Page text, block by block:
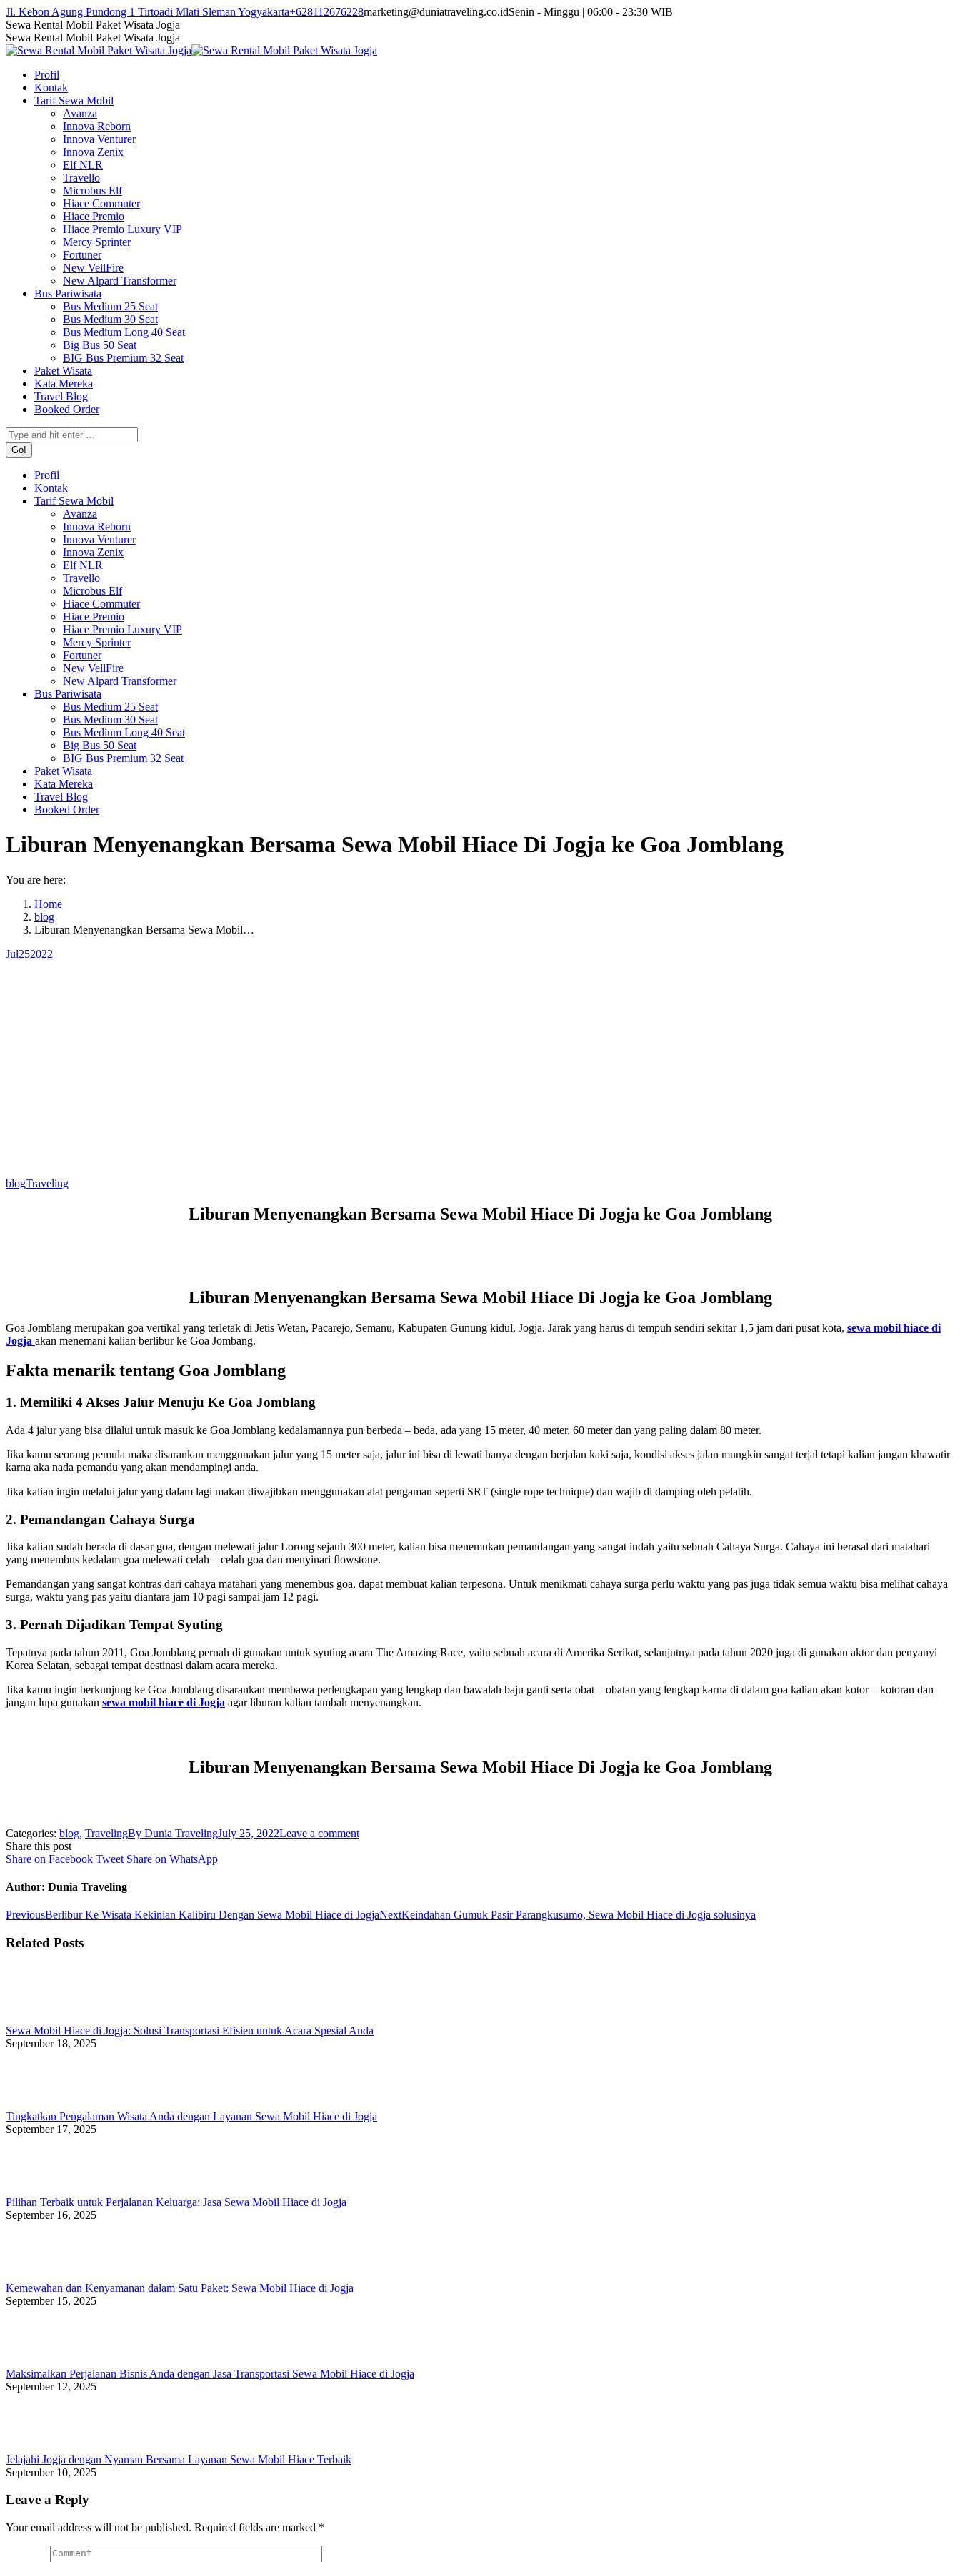
Skip
to
content
Jl. Kebon Agung Pundong 1 Tirtoadi Mlati Sleman Yogyakarta+628112676228marketing@duniatraveling.co.idSenin - Minggu | 06:00 - 23:30 WIB
Facebook
page
opens
new
window
Twitter
page
opens
new
window
Instagram
page
opens
new
window
YouTube
page
opens
new
window
Sewa Rental Mobil Paket Wisata Jogja
Sewa Rental Mobil Paket Wisata Jogja
Profil
Kontak
Tarif Sewa Mobil
Avanza
Innova Reborn
Innova Venturer
Innova Zenix
Elf NLR
Travello
Microbus Elf
Hiace Commuter
Hiace Premio
Hiace Premio Luxury VIP
Mercy Sprinter
Fortuner
New VellFire
New Alpard Transformer
Bus Pariwisata
Bus Medium 25 Seat
Bus Medium 30 Seat
Bus Medium Long 40 Seat
Big Bus 50 Seat
BIG Bus Premium 32 Seat
Paket Wisata
Kata Mereka
Travel Blog
Booked Order
Search:
Profil
Kontak
Tarif Sewa Mobil
Avanza
Innova Reborn
Innova Venturer
Innova Zenix
Elf NLR
Travello
Microbus Elf
Hiace Commuter
Hiace Premio
Hiace Premio Luxury VIP
Mercy Sprinter
Fortuner
New VellFire
New Alpard Transformer
Bus Pariwisata
Bus Medium 25 Seat
Bus Medium 30 Seat
Bus Medium Long 40 Seat
Big Bus 50 Seat
BIG Bus Premium 32 Seat
Paket Wisata
Kata Mereka
Travel Blog
Booked Order
Liburan Menyenangkan Bersama Sewa Mobil Hiace Di Jogja ke Goa Jomblang
You are here:
Home
blog
Liburan Menyenangkan Bersama Sewa Mobil…
Jul252022
blogTraveling
Liburan Menyenangkan Bersama Sewa Mobil Hiace Di Jogja ke Goa Jomblang
Liburan Menyenangkan Bersama Sewa Mobil Hiace Di Jogja ke Goa Jomblang
Goa Jomblang merupakan goa vertikal yang terletak di Jetis Wetan, Pacarejo, Semanu, Kabupaten Gunung kidul, Jogja. Jarak yang harus di tempuh sendiri sekitar 1,5 jam dari pusat kota, sewa mobil hiace di
Jogja akan menemani kalian berlibur ke Goa Jombang.
Fakta menarik tentang Goa Jomblang
1. Memiliki 4 Akses Jalur Menuju Ke Goa Jomblang
Ada 4 jalur yang bisa dilalui untuk masuk ke Goa Jomblang kedalamannya pun berbeda – beda, ada yang 15 meter, 40 meter, 60 meter dan yang paling dalam 80 meter.
Jika kamu seorang pemula maka disarankan menggunakan jalur yang 15 meter saja, jalur ini bisa di lewati hanya dengan berjalan kaki saja, kondisi akses jalan mungkin sangat terjal tetapi kalian jangan khawatir
karna aka nada pemandu yang akan mendampingi anda.
Jika kalian ingin melalui jalur yang dalam lagi makan diwajibkan menggunakan alat pengaman seperti SRT (single rope technique) dan wajib di damping oleh pelatih.
2. Pemandangan Cahaya Surga
Jika kalian sudah berada di dasar goa, dengan melewati jalur Lorong sejauh 300 meter, kalian bisa menemukan pemandangan yang sangat indah yaitu sebuah Cahaya Surga. Cahaya ini berasal dari matahari
yang menembus kedalam goa melewati celah – celah goa dan menyinari flowstone.
Pemandangan yang sangat kontras dari cahaya matahari yang menembus goa, dapat membuat kalian terpesona. Untuk menikmati cahaya surga perlu waktu yang pas juga tidak semua waktu bisa melihat cahaya
surga, waktu yang pas yaitu diantara jam 10 pagi sampai jam 12 pagi.
3. Pernah Dijadikan Tempat Syuting
Tepatnya pada tahun 2011, Goa Jomblang pernah di gunakan untuk syuting acara The Amazing Race, yaitu sebuah acara di Amerika Serikat, selanjutnya pada tahun 2020 juga di gunakan aktor dan penyanyi
Korea Selatan, sebagai tempat destinasi dalam acara mereka.
Jika kamu ingin berkunjung ke Goa Jomblang disarankan membawa perlengkapan yang lengkap dan bawalah baju ganti serta obat – obatan yang lengkap karna di dalam goa kalian akan kotor – kotoran dan
jangan lupa gunakan sewa mobil hiace di Jogja agar liburan kalian tambah menyenangkan.
Liburan Menyenangkan Bersama Sewa Mobil Hiace Di Jogja ke Goa Jomblang
Categories: blog, TravelingBy Dunia TravelingJuly 25, 2022Leave a comment
Share this post
Share on FacebookShare
Facebook
TweetShare
Twitter
Share on WhatsAppShare
Author: Dunia Traveling
Post
navigation
PreviousPrevious
Berlibur Ke Wisata Kekinian Kalibiru Dengan Sewa Mobil Hiace di JogjaNextNext
Keindahan Gumuk Pasir Parangkusumo, Sewa Mobil Hiace di Jogja solusinya
Related Posts
Sewa Mobil Hiace di Jogja: Solusi Transportasi Efisien untuk Acara Spesial Anda
September 18, 2025
Tingkatkan Pengalaman Wisata Anda dengan Layanan Sewa Mobil Hiace di Jogja
September 17, 2025
Pilihan Terbaik untuk Perjalanan Keluarga: Jasa Sewa Mobil Hiace di Jogja
September 16, 2025
Kemewahan dan Kenyamanan dalam Satu Paket: Sewa Mobil Hiace di Jogja
September 15, 2025
Maksimalkan Perjalanan Bisnis Anda dengan Jasa Transportasi Sewa Mobil Hiace di Jogja
September 12, 2025
Jelajahi Jogja dengan Nyaman Bersama Layanan Sewa Mobil Hiace Terbaik
September 10, 2025
Leave a Reply
Your email address will not be published. Required fields are marked *